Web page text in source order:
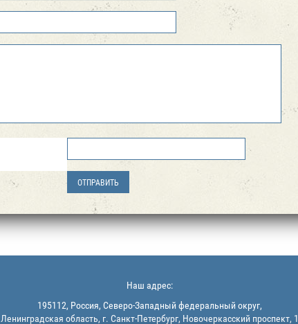
Наш адрес:
195112, Россия, Северо-Западный федеральный округ,
Ленинградская область, г. Санкт-Петербург, Новочеркасский проспект, 1